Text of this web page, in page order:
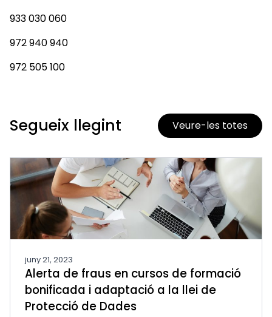
933 030 060
972 940 940
972 505 100
Segueix llegint Veure-les totes
juny 21, 2023
Alerta de fraus en cursos de formació
bonificada i adaptació a la llei de
Protecció de Dades